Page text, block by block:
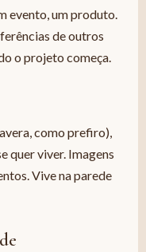
evento, um produto.
de outros
o projeto começa.
como prefiro),
quer viver. Imagens
Vive na parede